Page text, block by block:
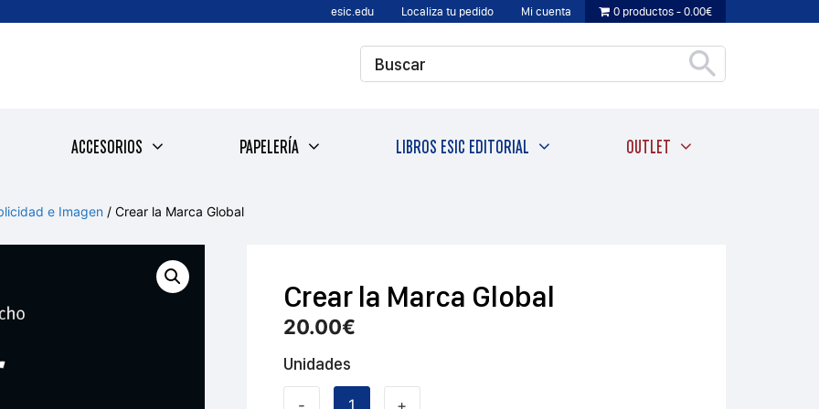
esic.edu Localiza tu pedido Mi cuenta 0 productos 0.00€
ACCESORIOS PAPELERÍA LIBROS ESIC EDITORIAL OUTLET
e Imagen / Crear la Marca Global
Crear la Marca Global
20.00€
Unidades
- +